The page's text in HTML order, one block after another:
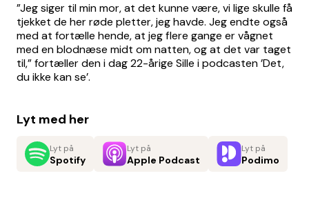
”Jeg siger til min mor, at det kunne være, vi lige skulle få
tjekket de her røde pletter, jeg havde. Jeg endte også
med at fortælle hende, at jeg flere gange er vågnet
med en blodnæse midt om natten, og at det var taget
til,” fortæller den i dag 22-årige Sille i podcasten ’Det,
du ikke kan se’.
Lyt med her
Lyt på
Spotify
Lyt på
Apple Podcast
Lyt på
Podimo